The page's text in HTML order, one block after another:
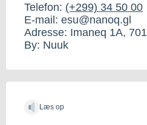
Telefon: (+299) 34 50 00
E-mail: esu@nanoq.gl
Adresse: Imaneq 1A, 701
By: Nuuk
Læs op